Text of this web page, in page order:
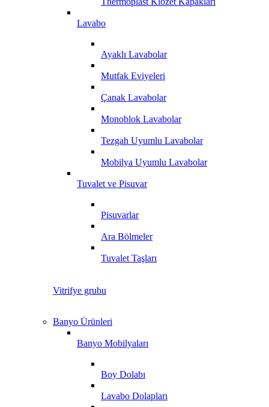
Lavabo
Ayaklı Lavabolar
Mutfak Eviyeleri
Çanak Lavabolar
Monoblok Lavabolar
Tezgah Uyumlu Lavabolar
Mobilya Uyumlu Lavabolar
Tuvalet ve Pisuvar
Pisuvarlar
Ara Bölmeler
Tuvalet Taşları
Vitrifye grubu
Banyo Ürünleri
Banyo Mobilyaları
Boy Dolabı
Lavabo Dolapları